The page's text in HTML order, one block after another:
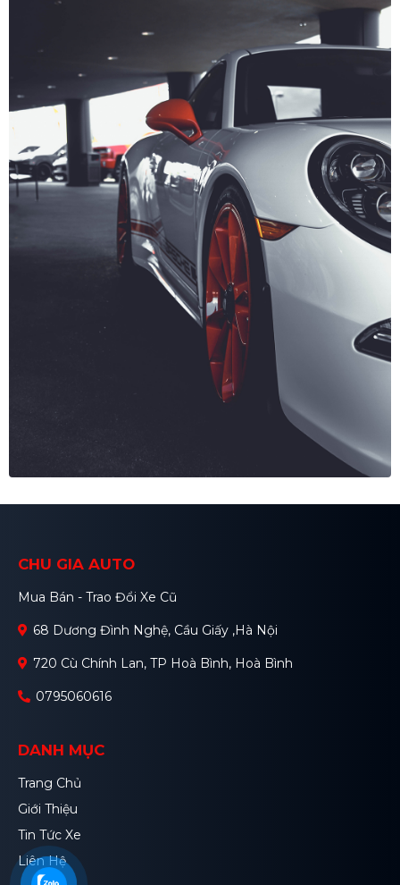
CHU GIA AUTO
Mua Bán - Trao Đổi Xe Cũ
68 Dương Đình Nghệ, Cầu Giấy ,Hà Nội
720 Cù Chính Lan, TP Hoà Bình, Hoà Bình
0795060616
DANH MỤC
Trang Chủ
Giới Thiệu
Tin Tức Xe
Liên Hệ